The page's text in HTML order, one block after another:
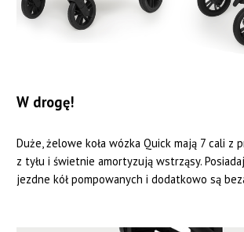
W drogę!
Duże, żelowe koła wózka Quick mają 7 cali z
z tyłu i świetnie amortyzują wstrząsy.
jezdne kół pompowanych i dodatkowo są